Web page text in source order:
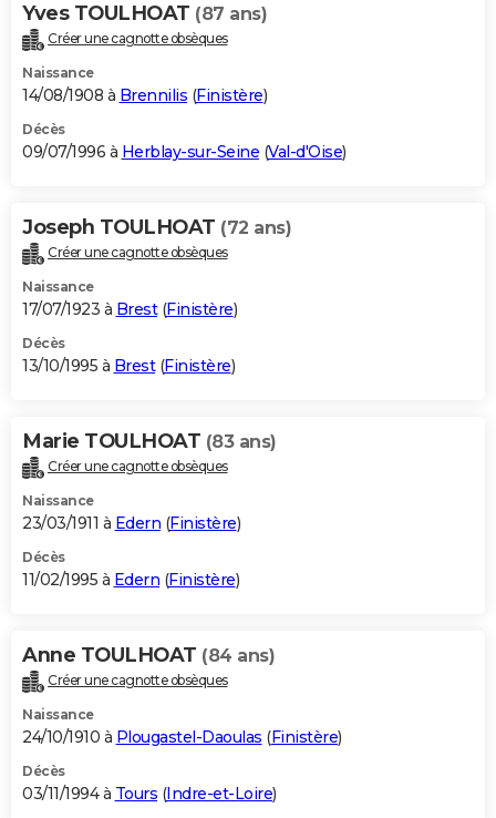
Yves TOULHOAT (87 ans)
Créer une cagnotte obsèques
Naissance
14/08/1908 à Brennilis (Finistère)
Décès
09/07/1996 à Herblay-sur-Seine (Val-d'Oise)
Joseph TOULHOAT (72 ans)
Créer une cagnotte obsèques
Naissance
17/07/1923 à Brest(Finistère)
Décès
13/10/1995 à Brest(Finistère)
Marie TOULHOAT (83 ans)
Créer une cagnotte obsèques
Naissance
23/03/1911 à Edern (Finistère)
Décès
11/02/1995 à Edern (Finistère)
Anne TOULHOAT (84 ans)
Créer une cagnotte obsèques
Naissance
24/10/1910 à Plougastel-Daoulas (Finistère)
Décès
03/11/1994 à Tours (Indre-et-Loire)